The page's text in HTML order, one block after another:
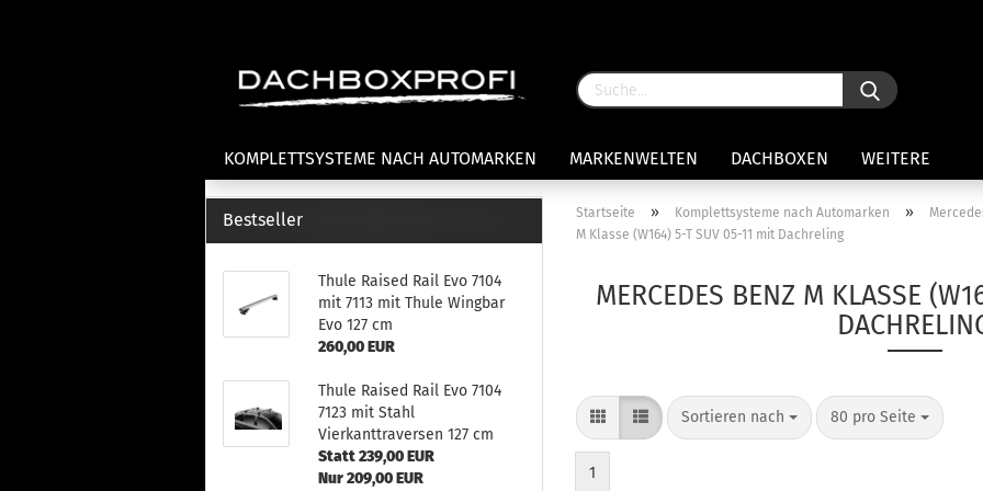
Konto
KOMPLETTSYSTEME NACH AUTOMARKEN MARKENWELTEN DACHBOXEN WEITERE
Dachfahrradträger
Heckklappenfahrradträger
Anhängekupplungsträger
Zubehör Fahrradträger
Lastenträgerfüße
Laststreben
Clamp Fußsatz Fahrzeuge mit
normalen Dach
Thule Kits 30.. für 753 Fußsatz
Startseite » Komplettsysteme nach Automarken »
M Klasse (W164) 5-T SUV 05-11 mit Dachreling
MERCEDES BENZ M KLASSE
Sortieren nach 80 pro Seite
1
Bestseller
Thule Raised Rail Evo 7104
mit 7113 mit Thule Wingbar
Evo 127 cm
260,00 EUR
Thule Raised Rail Evo 7104
7123 mit Stahl
Vierkanttraversen 127 cm
Statt 239,00 EUR
Nur 209,00 EUR